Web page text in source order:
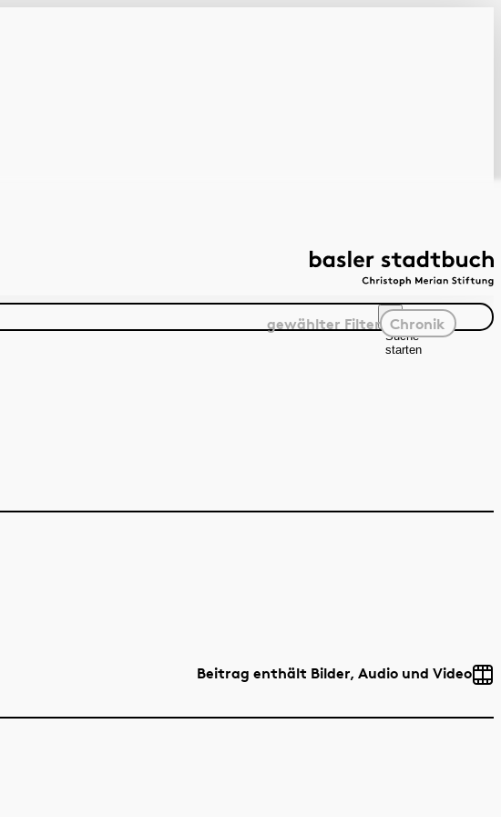
Suche
starten
gewählter Filter Chronik
Beitrag enthält Bilder, Audio und Video